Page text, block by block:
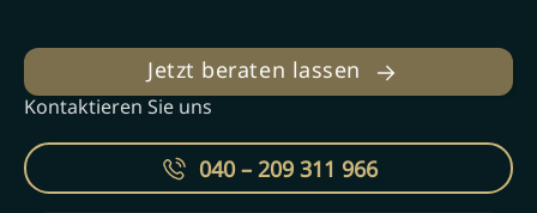
Jetzt beraten lassen
Kontaktieren Sie uns
040 – 209 311 966